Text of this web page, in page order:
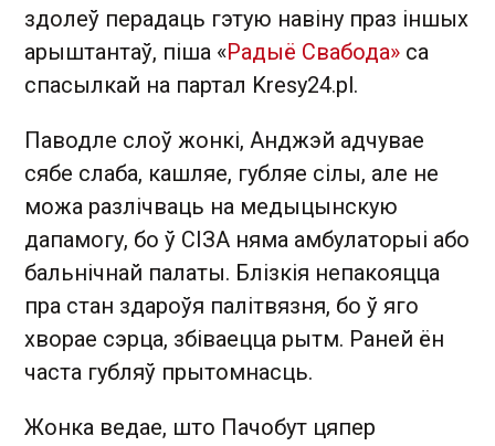
здолеў перадаць гэтую навіну праз іншых
арыштантаў, піша «Радыё Свабода» са
спасылкай на партал Kresy24.pl.
Паводле слоў жонкі, Анджэй адчувае
сябе слаба, кашляе, губляе сілы, але не
можа разлічваць на медыцынскую
дапамогу, бо ў СІЗА няма амбулаторыі або
бальнічнай палаты. Блізкія непакояцца
пра стан здароўя палітвязня, бо ў яго
хворае сэрца, збіваецца рытм. Раней ён
часта губляў прытомнасць.
Жонка ведае, што Пачобут цяпер